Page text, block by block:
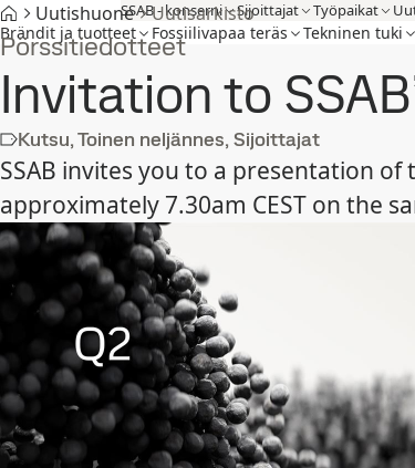
SSAB - konserni Sijoittajat Työpaikat
Brändit ja tuotteet Fossiilivapaa teräs Tekninen tuki
Uutishuone Uutisarkisto
Pörssitiedotteet
Invitation to
Kutsu, Toinen neljännes, Sijoittajat
SSAB invites you to a presentation of
approximately 7.30am CEST on the